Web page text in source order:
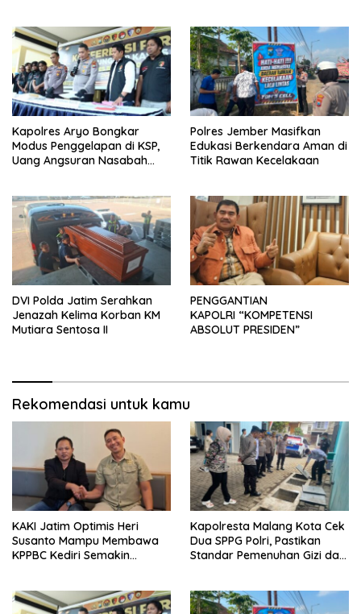
Kapolres Aryo Bongkar
Modus Penggelapan di KSP,
Uang Angsuran Nasabah
Polres Jember Masifkan
Edukasi Berkendara Aman di
Titik Rawan Kecelakaan
DVI Polda Jatim Serahkan
Jenazah Kelima Korban KM
Mutiara Sentosa II
PENGGANTIAN
KAPOLRI “KOMPETENSI
ABSOLUT PRESIDEN”
Rekomendasi untuk kamu
KAKI Jatim Optimis Heri
Susanto Mampu Membawa
KPPBC Kediri Semakin
Kapolresta Malang Kota Cek
Dua SPPG Polri, Pastikan
Standar Pemenuhan Gizi dan